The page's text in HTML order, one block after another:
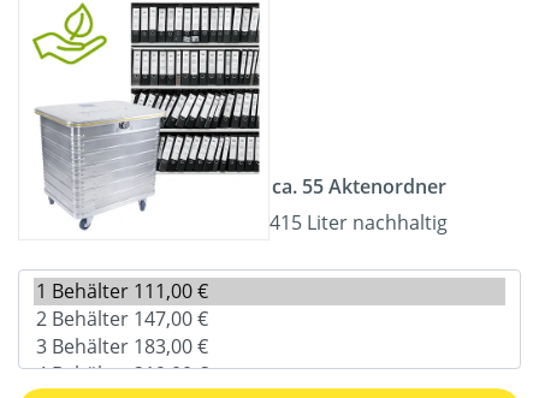
ca. 55 Aktenordner
415 Liter nachhaltig